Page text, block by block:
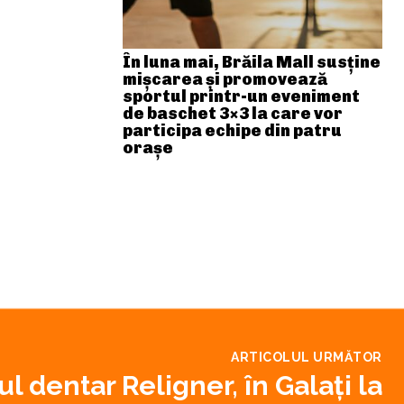
În luna mai, Brăila Mall susține
mişcarea și promovează
sportul printr-un eveniment
de baschet 3×3 la care vor
participa echipe din patru
orașe
ARTICOLUL URMĂTOR
dentar Religner, în Galați la